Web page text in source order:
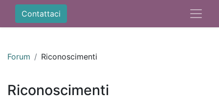
Contattaci
Forum Riconoscimenti
Riconoscimenti